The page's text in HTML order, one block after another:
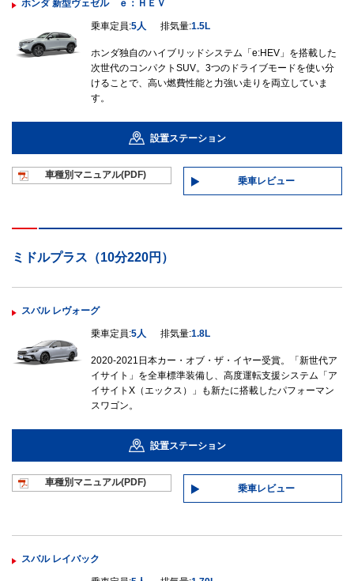
ホンダ 新型ヴェゼル ｅ：ＨＥＶ
乗車定員:5人 排気量:1.5L
ホンダ独自のハイブリッドシステム「e:HEV」を搭載した
次世代のコンパクトSUV。3つのドライブモードを使い分
けることで、高い燃費性能と力強い走りを両立していま
す。
設置ステーション
車種別マニュアル(PDF)
乗車レビュー
ミドルプラス（10分220円）
スバル レヴォーグ
乗車定員:5人 排気量:1.8L
2020-2021日本カー・オブ・ザ・イヤー受賞。「新世代ア
イサイト」を全車標準装備し、高度運転支援システム「ア
イサイトX（エックス）」も新たに搭載したパフォーマン
スワゴン。
設置ステーション
車種別マニュアル(PDF)
乗車レビュー
スバル レイバック